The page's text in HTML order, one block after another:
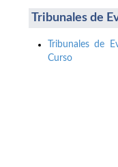
Tribunales de
Tribunales de
Curso